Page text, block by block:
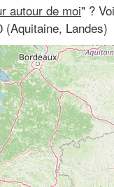
autour de moi" ?
(Aquitaine, Landes)